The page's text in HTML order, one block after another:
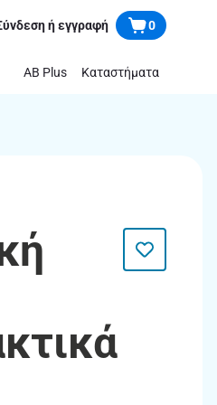
ή εγγραφή 0
AB Plus Καταστήματα